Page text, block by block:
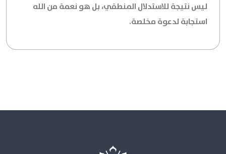
ليس نتيجة للاستدلال المنطقي، بل هو نعمة من الله
استجابة لدعوة مخلصة.